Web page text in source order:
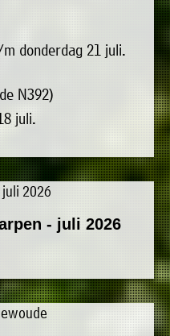
donderdag 21 juli.
N392)
juli.
- juli 2026